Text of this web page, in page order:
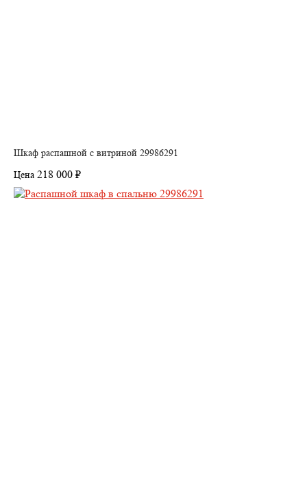
Шкаф распашной с витриной 29986291
Цена 218 000 ₽